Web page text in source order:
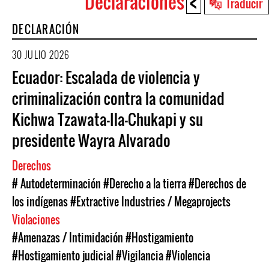
topDECLARACIÓN
30 JULIO 2026
Ecuador: Escalada de violencia y
criminalización contra la comunidad
Kichwa Tzawata-Ila-Chukapi y su
presidente Wayra Alvarado
Derechos
# Autodeterminación#Derecho a la tierra#Derechos de
los indígenas#Extractive Industries / Megaprojects
Violaciones
#Amenazas / Intimidación#Hostigamiento
#Hostigamiento judicial#Vigilancia#Violencia